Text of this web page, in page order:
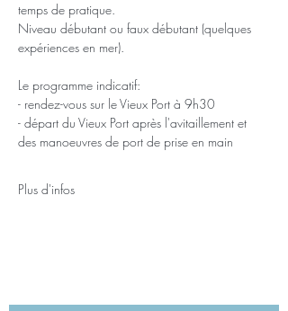
temps de pratique.
Niveau débutant ou faux débutant (quelques
expériences en mer).
Le programme indicatif:
- rendez-vous sur le Vieux Port à 9h30
- départ du Vieux Port après l'avitaillement et
des manoeuvres de port de prise en main
Plus d'infos